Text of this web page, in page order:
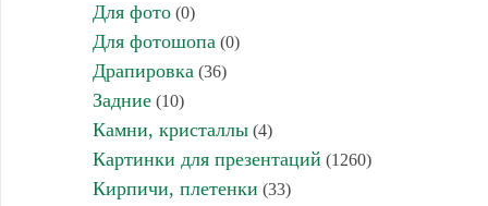
Для фото(0)
Для фотошопа (0)
Драпировка (36)
Задние(10)
Камни, кристаллы(4)
Картинки для презентаций (1260)
Кирпичи, плетенки (33)